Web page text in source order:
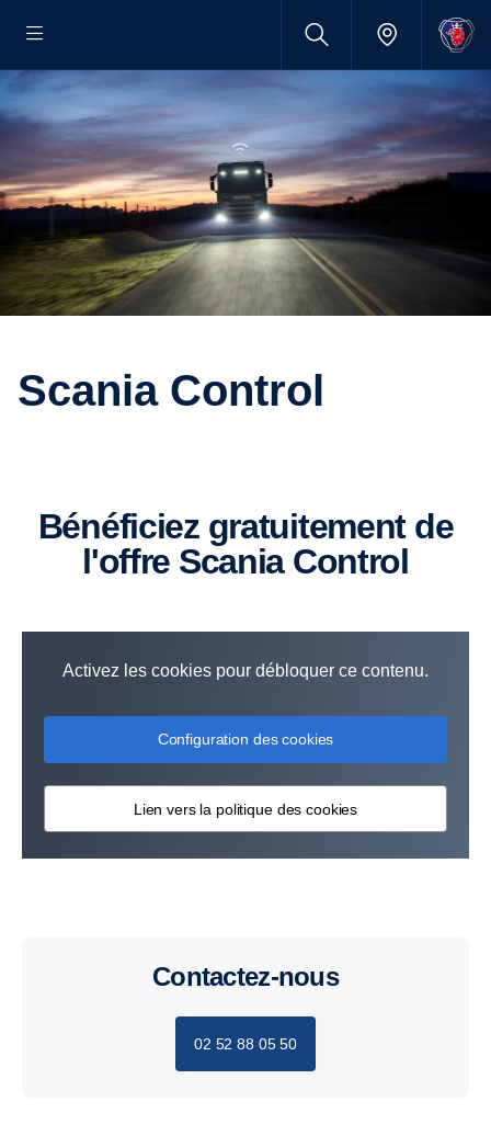
Scania Control
Bénéficiez gratuitement de
l'offre Scania Control
Activez les cookies pour débloquer ce contenu.
Configuration des cookies
Lien vers la politique des cookies
Contactez-nous
02 52 88 05 50